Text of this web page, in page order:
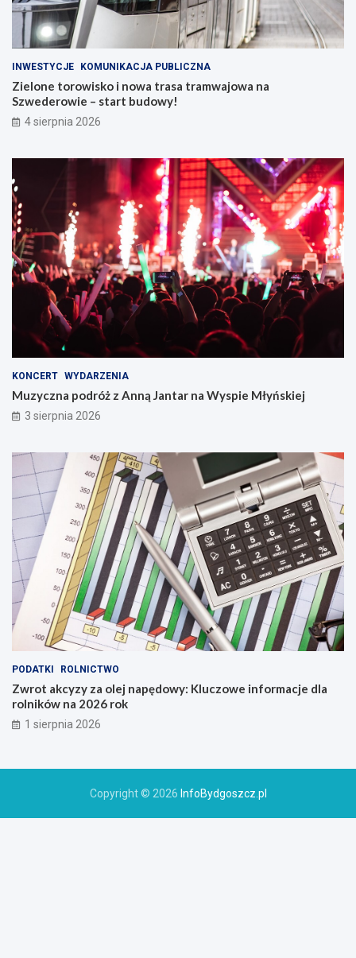
INWESTYCJE KOMUNIKACJA PUBLICZNA
Zielone torowisko i nowa trasa tramwajowa na
Szwederowie – start budowy!
4 sierpnia 2026
KONCERT WYDARZENIA
Muzyczna podróż z Anną Jantar na Wyspie Młyńskiej
3 sierpnia 2026
PODATKI ROLNICTWO
Zwrot akcyzy za olej napędowy: Kluczowe informacje dla
rolników na 2026 rok
1 sierpnia 2026
Copyright © 2026 InfoBydgoszcz.pl